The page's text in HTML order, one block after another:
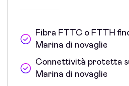
Fibra FTTC o FTTH
Marina di novaglie
Connettività protetta
Marina di novaglie